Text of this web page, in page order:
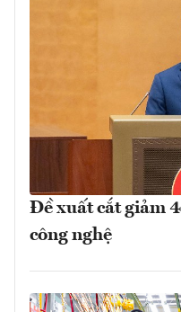
Đề xuất cắt giảm
công nghệ